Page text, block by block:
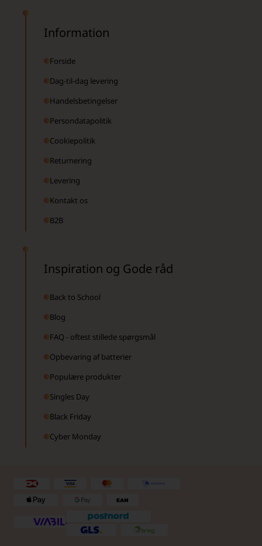
Information
Forside
Dag-til-dag levering
Handelsbetingelser
Persondatapolitik
Cookiepolitik
Returnering
Levering
Kontakt os
B2B
Inspiration og Gode råd
Back to School
Blog
FAQ - oftest stillede spørgsmål
Opbevaring af batterier
Populære produkter
Singles Day
Black Friday
Cyber Monday